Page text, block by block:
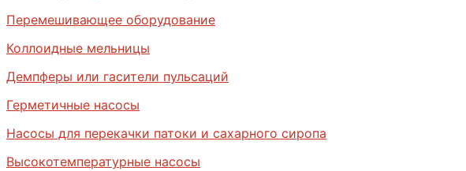
Перемешивающее оборудование
Коллоидные мельницы
Демпферы или гасители пульсаций
Герметичные насосы
Насосы для перекачки патоки и сахарного сиропа
Высокотемпературные насосы